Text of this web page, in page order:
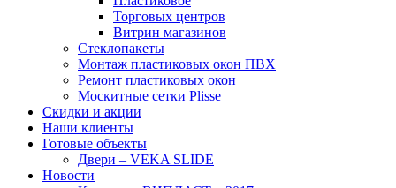
Торговых центров
Витрин магазинов
Стеклопакеты
Монтаж пластиковых окон ПВХ
Ремонт пластиковых окон
Москитные сетки Plisse
Скидки и акции
Наши клиенты
Готовые объекты
Двери – VEKA SLIDE
Новости